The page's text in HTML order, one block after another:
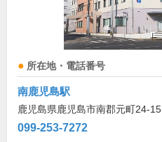
所在地・電話番号
南鹿児島駅
鹿児島県鹿児島市南郡元町24-15
099-253-7272